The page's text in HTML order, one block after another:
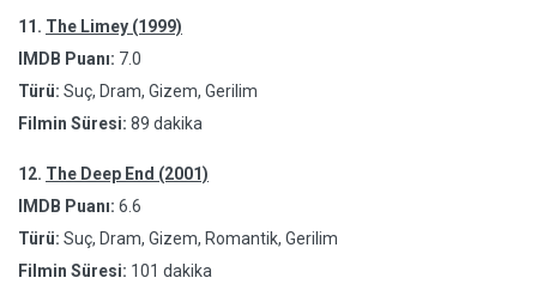
11. The Limey (1999)
IMDB Puanı: 7.0
Türü: Suç, Dram, Gizem, Gerilim
Filmin Süresi: 89 dakika
12. The Deep End (2001)
IMDB Puanı: 6.6
Türü: Suç, Dram, Gizem, Romantik, Gerilim
Filmin Süresi: 101 dakika